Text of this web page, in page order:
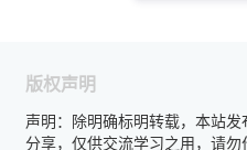
版权声明
声明：除明确标明转载，本站
分享，仅供交流学习之用，请